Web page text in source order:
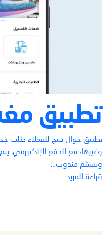
تطبيق
تطبيق جوال يتيح للعملاء طلب
وغيرها، مع الدفع الإلكتروني.
ويستلم مندوب…
قراءة المزيد